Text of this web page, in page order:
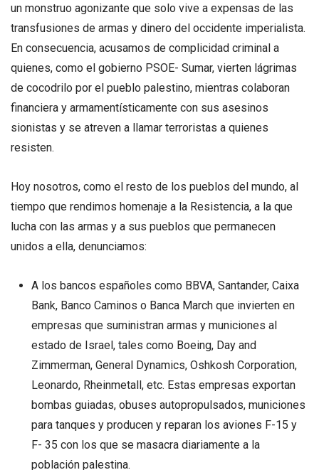
un monstruo agonizante que solo vive a expensas de las
transfusiones de armas y dinero del occidente imperialista.
En consecuencia, acusamos de complicidad criminal a
quienes, como el gobierno PSOE- Sumar, vierten lágrimas
de cocodrilo por el pueblo palestino, mientras colaboran
financiera y armamentísticamente con sus asesinos
sionistas y se atreven a llamar terroristas a quienes
resisten.
Hoy nosotros, como el resto de los pueblos del mundo, al
tiempo que rendimos homenaje a la Resistencia, a la que
lucha con las armas y a sus pueblos que permanecen
unidos a ella, denunciamos:
A los bancos españoles como BBVA, Santander, Caixa
Bank, Banco Caminos o Banca March que invierten en
empresas que suministran armas y municiones al
estado de Israel, tales como Boeing, Day and
Zimmerman, General Dynamics, Oshkosh Corporation,
Leonardo, Rheinmetall, etc. Estas empresas exportan
bombas guiadas, obuses autopropulsados, municiones
para tanques y producen y reparan los aviones F-15 y
F- 35 con los que se masacra diariamente a la
población palestina.